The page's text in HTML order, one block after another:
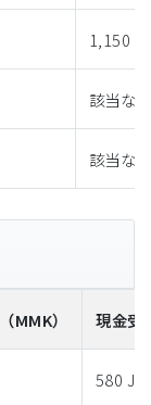
1,150
該当なし
該当なし
（MMK） 現金受
580